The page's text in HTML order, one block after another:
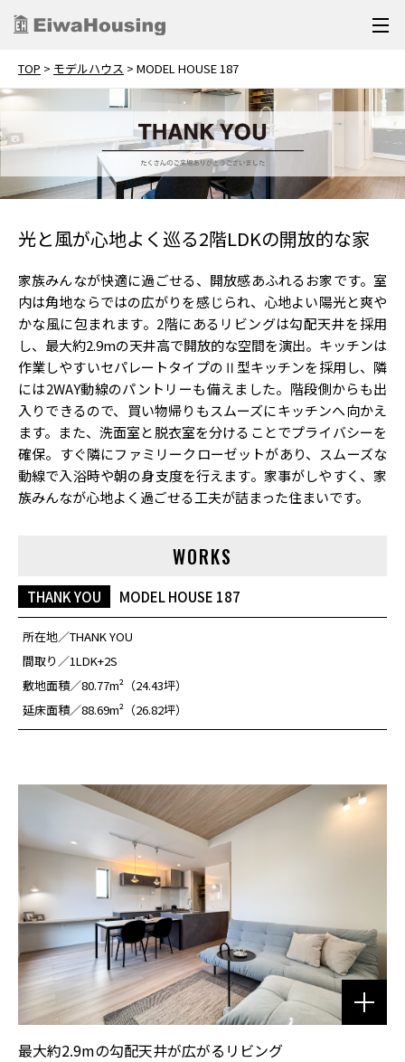
TOP > モデルハウス > MODEL HOUSE 187
光と風が心地よく巡る2階LDKの開放的な家
家族みんなが快適に過ごせる、開放感あふれるお家です。室
内は角地ならではの広がりを感じられ、心地よい陽光と爽や
かな風に包まれます。2階にあるリビングは勾配天井を採用
し、最大約2.9mの天井高で開放的な空間を演出。キッチンは
作業しやすいセパレートタイプのⅡ型キッチンを採用し、隣
には2WAY動線のパントリーも備えました。階段側からも出
入りできるので、買い物帰りもスムーズにキッチンへ向かえ
ます。また、洗面室と脱衣室を分けることでプライバシーを
確保。すぐ隣にファミリークローゼットがあり、スムーズな
動線で入浴時や朝の身支度を行えます。家事がしやすく、家
族みんなが心地よく過ごせる工夫が詰まった住まいです。
WORKS
THANK YOU MODEL HOUSE 187
所在地
THANK YOU
間取り
1LDK+2S
敷地面積
80.77m²（24.43坪）
延床面積
88.69m²（26.82坪）
最大約2.9mの勾配天井が広がるリビング